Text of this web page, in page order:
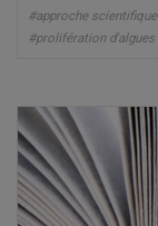
#approche scientifique
#prolifération d'algues